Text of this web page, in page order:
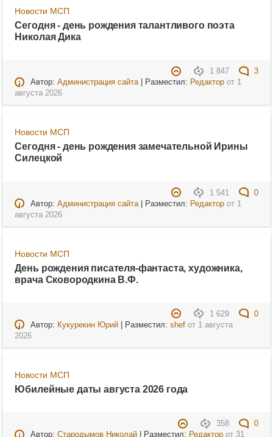
Новости МСП
Сегодня - день рождения талантливого поэта
Николая Дика
1 847
3
Автор: Администрация сайта| Разместил: Редакторот 1
августа 2026
Новости МСП
Сегодня - день рождения замечательной Ирины
Силецкой
1 541
0
Автор: Администрация сайта| Разместил: Редакторот 1
августа 2026
Новости МСП
День рождения писателя-фантаста, художника,
врача Сковородкина В.Ф.
1 629
0
Автор: Кукурекин Юрий| Разместил: shefот 1 августа
2026
Новости МСП
Юбилейные даты августа 2026 года
358
0
Автор: Стародымов Николай| Разместил: Редакторот 31